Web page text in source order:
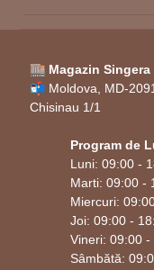
🏬 Magazin Singera
📬 Moldova, MD-
Chisinau 1/1
Program de
Luni: 09:00 -
Marti: 09:00 -
Miercuri:
Joi: 09:00 -
Vineri: 09:00 -
Sâmbătă: